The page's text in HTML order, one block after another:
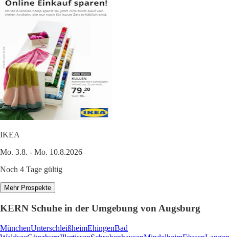
IKEA
Mo. 3.8. - Mo. 10.8.2026
Noch 4 Tage gültig
Mehr Prospekte
KERN Schuhe in der Umgebung von Augsburg
MünchenUnterschleißheimEhingenBad